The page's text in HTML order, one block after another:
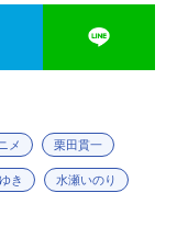
メ 栗田貫一
き 水瀬いのり